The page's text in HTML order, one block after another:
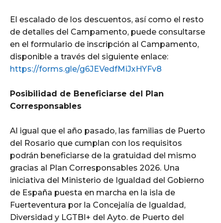
El escalado de los descuentos, así como el resto
de detalles del Campamento, puede consultarse
en el formulario de inscripción al Campamento,
disponible a través del siguiente enlace:
https://forms.gle/g6JEVedfMiJxHYFv8
Posibilidad de Beneficiarse del Plan
Corresponsables
Al igual que el año pasado, las familias de Puerto
del Rosario que cumplan con los requisitos
podrán beneficiarse de la gratuidad del mismo
gracias al Plan Corresponsables 2026. Una
iniciativa del Ministerio de Igualdad del Gobierno
de España puesta en marcha en la isla de
Fuerteventura por la Concejalía de Igualdad,
Diversidad y LGTBI+ del Ayto. de Puerto del